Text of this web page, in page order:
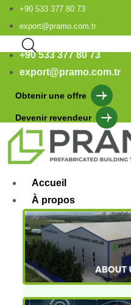
+90 533 377 80 73
export@pramo.com.tr
+90 533 377 80 73
export@pramo.com.tr
Obtenir une offre
Devenir revendeur
Accueil
À propos